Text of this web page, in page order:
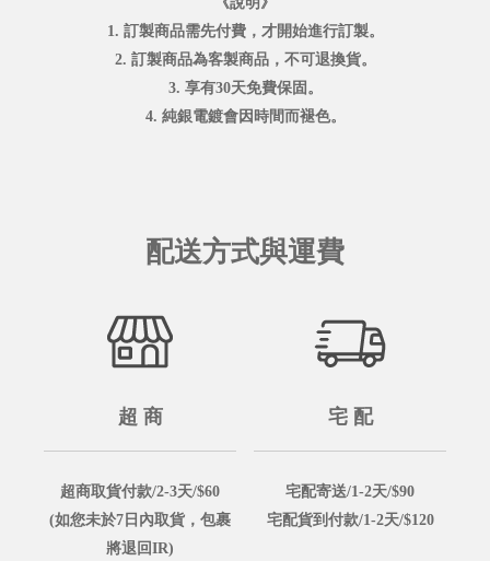
1. 訂製商品需先付費，才開始進行訂製。
2. 訂製商品為客製商品，不可退換貨。
3. 享有30天免費保固。
4. 純銀電鍍會因時間而褪色。
配送方式與運費
超 商
超商取貨付款/2-3天/$60
(如您未於7日內取貨，包裹
將退回IR)
宅 配
宅配寄送/1-2天/$90
宅配貨到付款/1-2天/$120